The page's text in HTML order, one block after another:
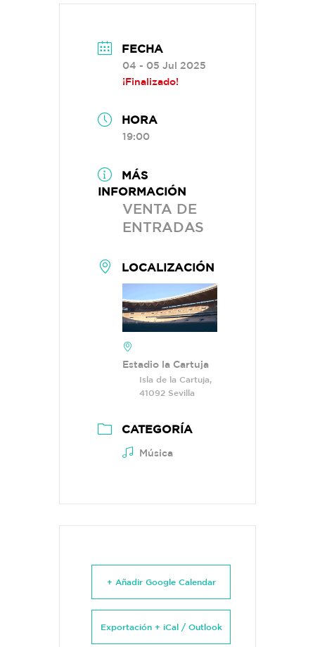
FECHA
04 - 05 Jul 2025
¡Finalizado!
HORA
19:00
MÁS
INFORMACIÓN
VENTA DE
ENTRADAS
LOCALIZACIÓN
Estadio la Cartuja
Isla de la Cartuja,
41092 Sevilla
CATEGORÍA
Música
+ Añadir Google Calendar
Exportación + iCal / Outlook